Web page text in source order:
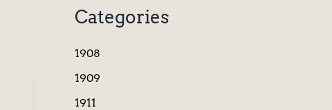
c
h
n
a
h
Categories
1908
1909
1911